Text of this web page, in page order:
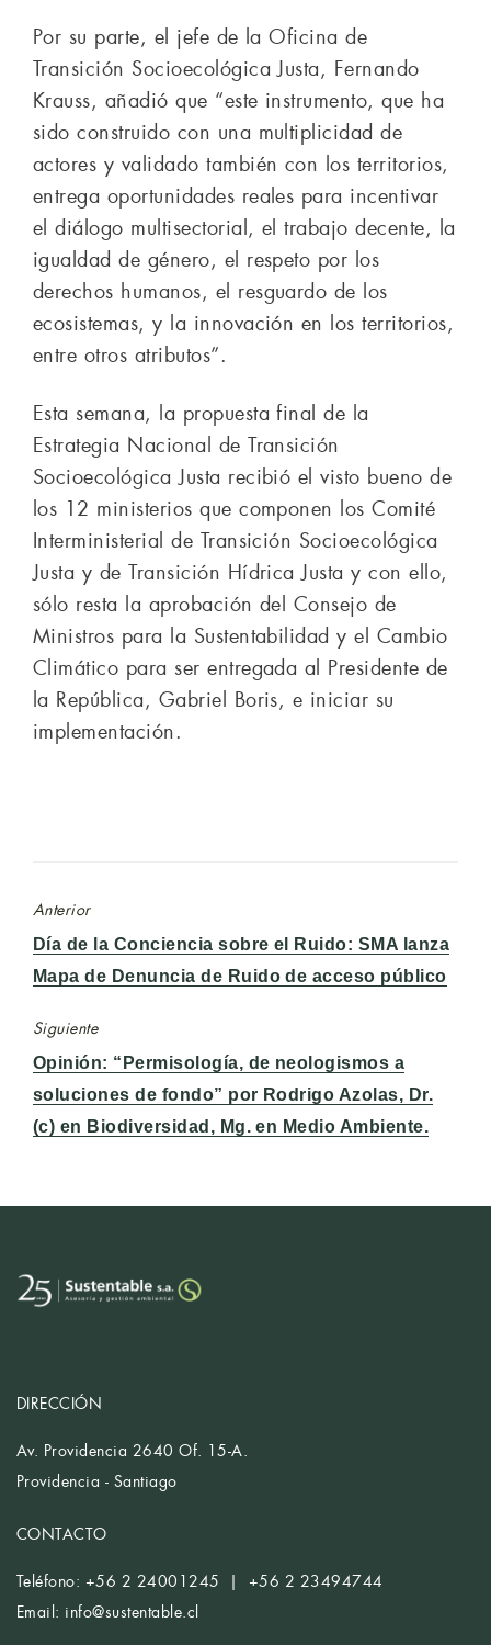
Por su parte, el jefe de la Oficina de
Transición Socioecológica Justa, Fernando
Krauss, añadió que “este instrumento, que ha
sido construido con una multiplicidad de
actores y validado también con los territorios,
entrega oportunidades reales para incentivar
el diálogo multisectorial, el trabajo decente, la
igualdad de género, el respeto por los
derechos humanos, el resguardo de los
ecosistemas, y la innovación en los territorios,
entre otros atributos”.
Esta semana, la propuesta final de la
Estrategia Nacional de Transición
Socioecológica Justa recibió el visto bueno de
los 12 ministerios que componen los Comité
Interministerial de Transición Socioecológica
Justa y de Transición Hídrica Justa y con ello,
sólo resta la aprobación del Consejo de
Ministros para la Sustentabilidad y el Cambio
Climático para ser entregada al Presidente de
la República, Gabriel Boris, e iniciar su
implementación.
Anterior
Entrada
anterior:
Día de la Conciencia sobre el Ruido: SMA lanza
Mapa de Denuncia de Ruido de acceso público
Siguiente
Entrada
siguiente:
Opinión: “Permisología, de neologismos a
soluciones de fondo” por Rodrigo Azolas, Dr.
(c) en Biodiversidad, Mg. en Medio Ambiente.
DIRECCIÓN
Av. Providencia 2640 Of. 15-A.
Providencia - Santiago
CONTACTO
Teléfono: +56 2 24001245 | +56 2 23494744
Email: info@sustentable.cl